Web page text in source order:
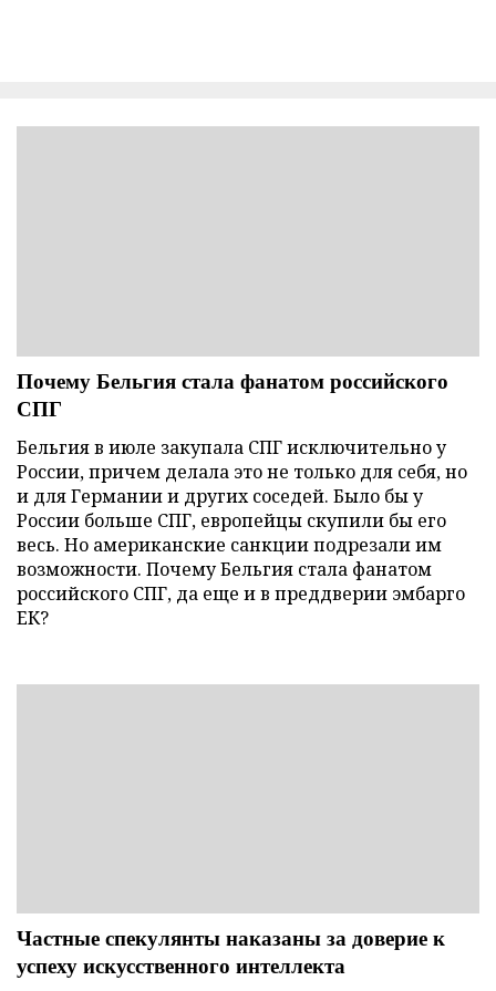
Почему Бельгия стала фанатом российского
СПГ
Бельгия в июле закупала СПГ исключительно у
России, причем делала это не только для себя, но
и для Германии и других соседей. Было бы у
России больше СПГ, европейцы скупили бы его
весь. Но американские санкции подрезали им
возможности. Почему Бельгия стала фанатом
российского СПГ, да еще и в преддверии эмбарго
ЕК?
Частные спекулянты наказаны за доверие к
успеху искусственного интеллекта